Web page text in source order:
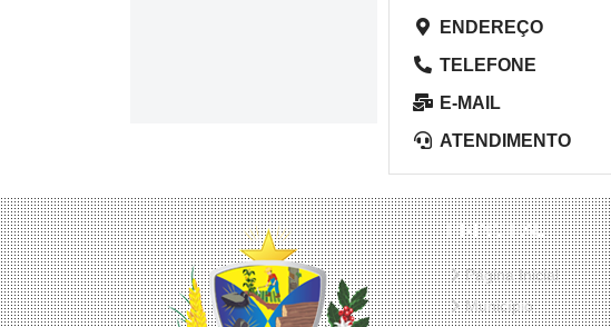
ENDEREÇO
TELEFONE
E-MAIL
ATENDIMENTO
PRINCIPAL
Página Inicial
Município